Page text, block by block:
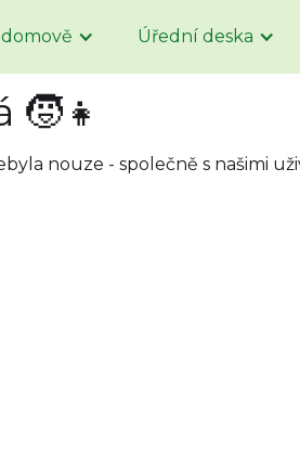
Úřední deska
nouze - společně s našimi